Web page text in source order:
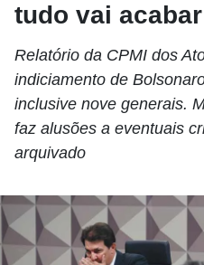
tudo vai
Relatório da CPMI dos
indiciamento de
inclusive nove generais.
faz alusões a eventuais
arquivado